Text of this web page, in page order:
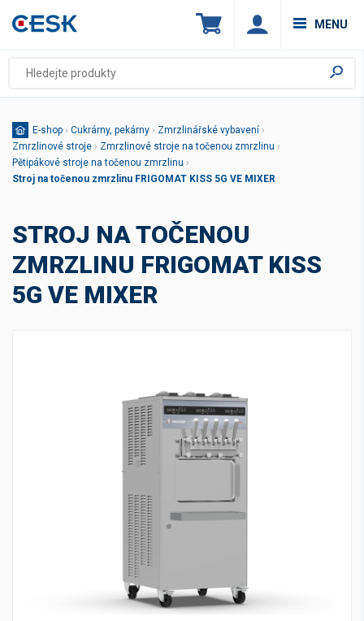
MENU
E-shop › Cukrárny, pekárny › Zmrzlinářské vybavení ›
Zmrzlinové stroje › Zmrzlinové stroje na točenou zmrzlinu ›
Pětipákové stroje na točenou zmrzlinu ›
Stroj na točenou zmrzlinu FRIGOMAT KISS 5G VE MIXER
STROJ NA TOČENOU
ZMRZLINU FRIGOMAT KISS
5G VE MIXER